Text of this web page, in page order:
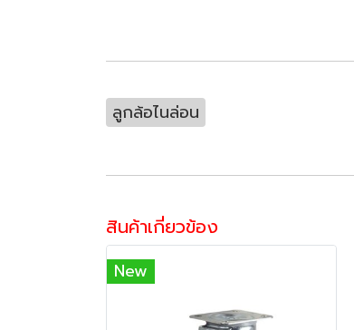
ลูกล้อไนล่อน
สินค้าเกี่ยวข้อง
New